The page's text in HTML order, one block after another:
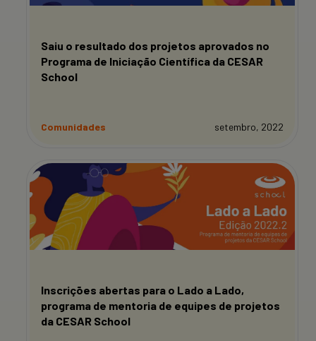
Saiu o resultado dos projetos aprovados no
Programa de Iniciação Científica da CESAR
School
Comunidades setembro, 2022
Inscrições abertas para o Lado a Lado,
programa de mentoria de equipes de projetos
da CESAR School